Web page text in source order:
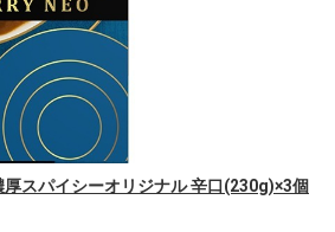
スパイシーオリジナル 辛口(230g)×3個